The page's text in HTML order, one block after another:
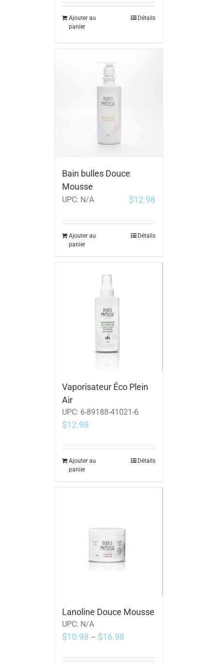
Ajouter au
panier
Détails
Bain bulles Douce
Mousse
UPC: N/A $12.98
Ajouter au
panier
Détails
Vaporisateur Éco Plein
Air
UPC: 6-89188-41021-6
$12.98
Ajouter au
panier
Détails
Lanoline Douce Mousse
UPC: N/A
$10.98 – $16.98